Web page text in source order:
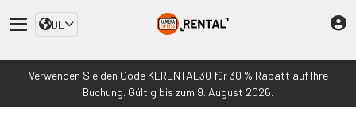
DE
Verwenden Sie den Code KERENTAL30 für 30 % Rabatt auf Ihre
Buchung. Gültig bis zum 9. August 2026.